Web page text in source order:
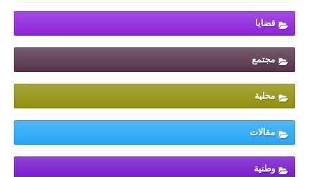
قضايا
مجتمع
محلية
مقالات
وطنية